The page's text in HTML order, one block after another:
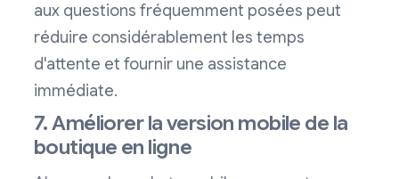
aux questions fréquemment posées peut
réduire considérablement les temps
d'attente et fournir une assistance
immédiate.
7. Améliorer la version mobile de la
boutique en ligne